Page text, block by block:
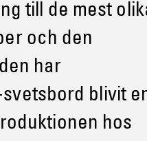
till de mest
och den
har
svetsbord blivit
hos